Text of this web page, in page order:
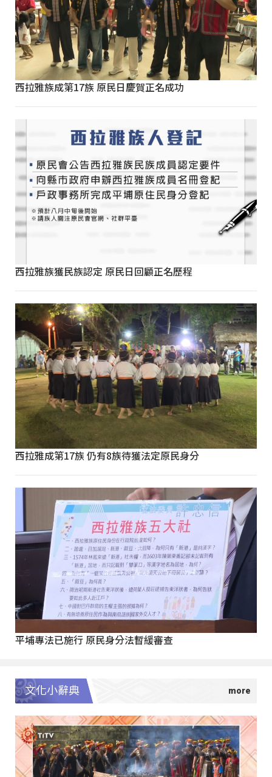
西拉雅族成第17族 原民日慶賀正名成功
西拉雅族獲民族認定 原民日回顧正名歷程
西拉雅成第17族 仍有8族待獲法定原民身分
平埔專法已施行 原民身分法暫緩審查
文化小辭典